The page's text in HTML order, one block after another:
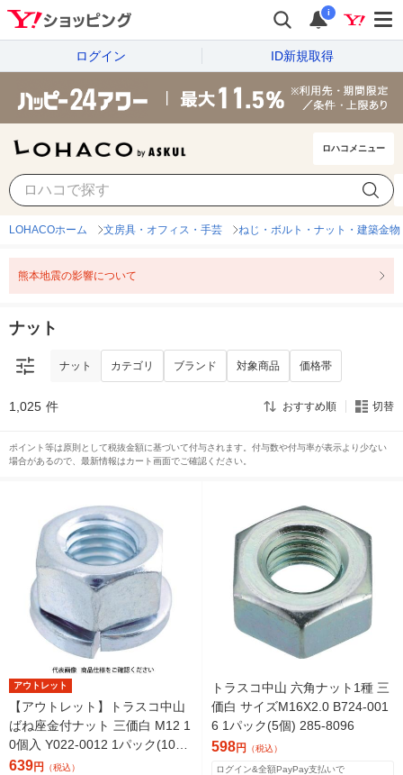
i
ログイン ID新規取得
ロハコメニュー
LOHACOホーム 文房具・オフィス・手芸 ねじ・ボルト・ナット・建築金物
熊本地震の影響について
ナット
ナット カテゴリ ブランド 対象商品 価格帯
1,025 件 おすすめ順 切替
ポイント等は原則として税抜金額に基づいて付与されます。付与数や付与率が表示より少ない
場合があるので、最新情報はカート画面でご確認ください。
アウトレット
【アウトレット】トラスコ中山
ばね座金付ナット 三価白 M12 1
0個入 Y022-0012 1パック(10
個) 856-0894
639円 （税込）
トラスコ中山 六角ナット1種 三
価白 サイズM16X2.0 B724-001
6 1パック(5個) 285-8096
598円 （税込）
ログイン&全額PayPay支払いで